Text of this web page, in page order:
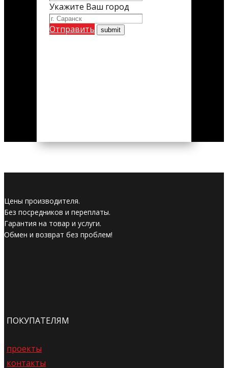
Укажите Ваш город
Отправить
Цены производителя.
Без посредников и переплаты.
Гарантия на товар и услуги.
Обмен и возврат без проблем!
ПОКУПАТЕЛЯМ
проекты
контакты